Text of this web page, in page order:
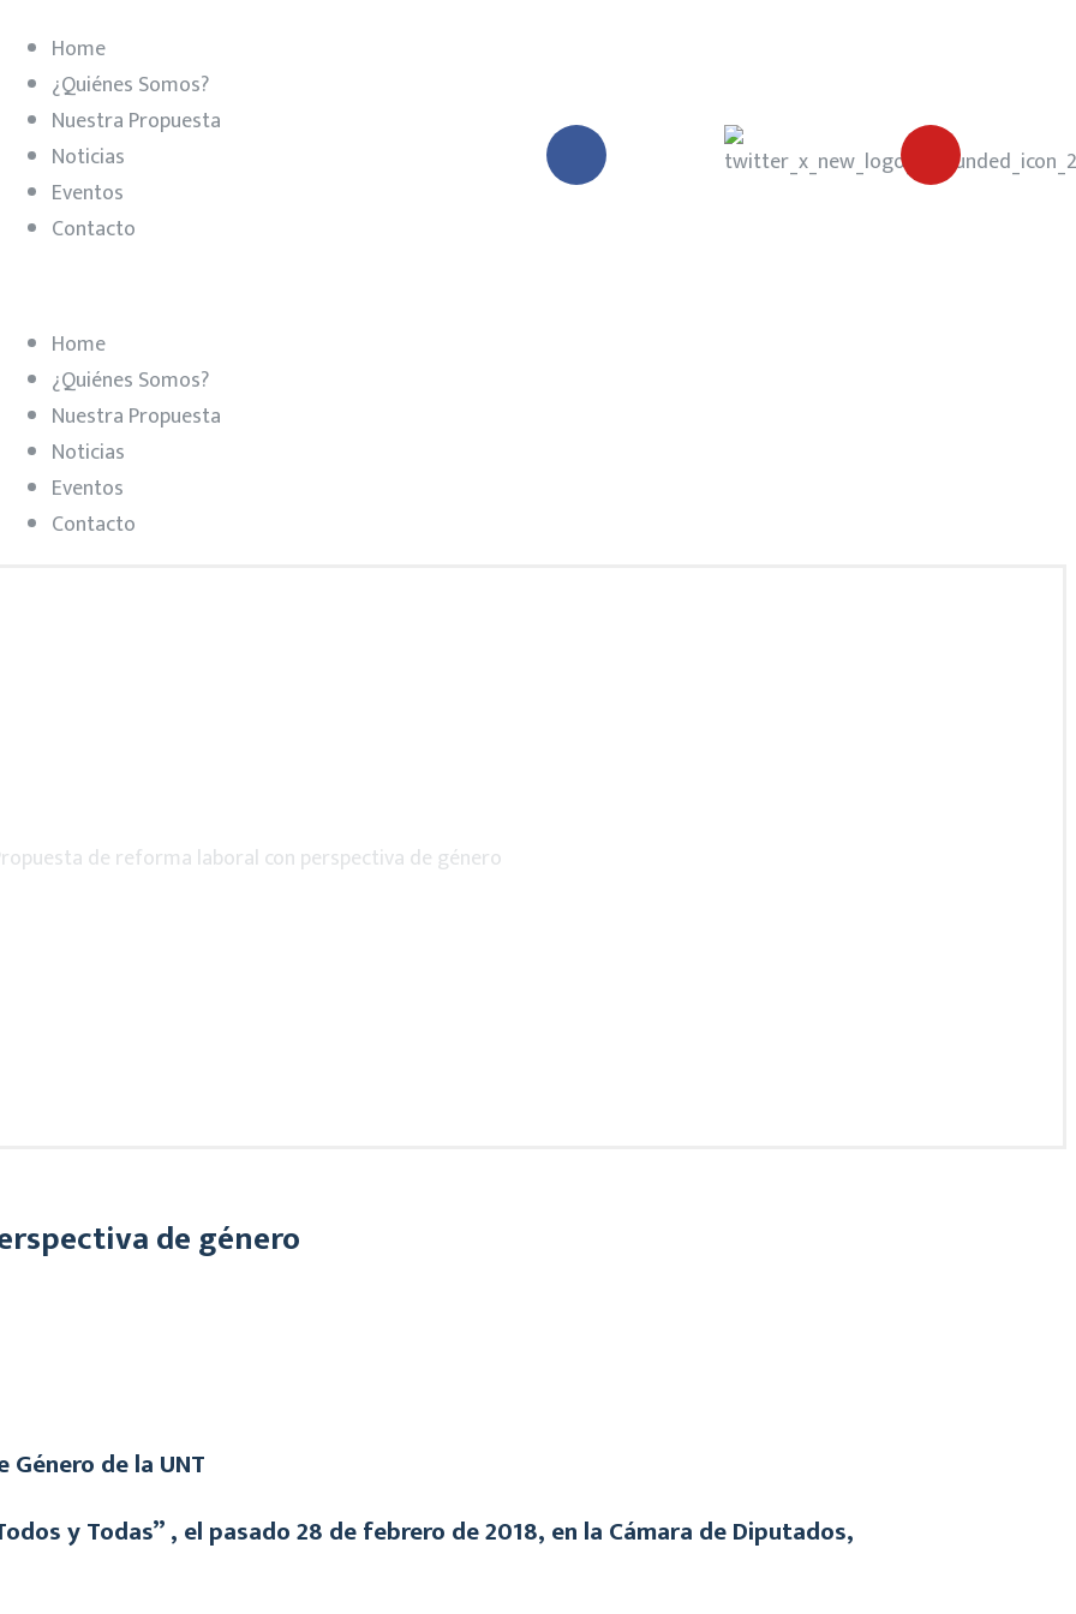
Home
¿Quiénes Somos?
Nuestra Propuesta
Noticias
Eventos
Contacto
Home
¿Quiénes Somos?
Nuestra Propuesta
Noticias
Eventos
Contacto
de reforma laboral con perspectiva de género
de género
de la UNT
y Todas” , el pasado 28 de febrero de 2018, en la Cámara de Diputados,